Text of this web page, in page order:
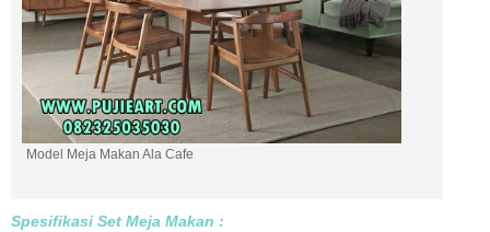
Model Meja Makan Ala Cafe
Spesifikasi Set Meja Makan :